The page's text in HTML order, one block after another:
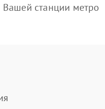
станции метро